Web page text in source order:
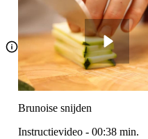
Brunoise snijden
Instructievideo - 00:38 min.